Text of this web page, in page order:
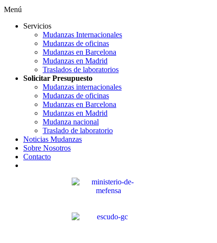
Menú
Servicios
Mudanzas Internacionales
Mudanzas de oficinas
Mudanzas en Barcelona
Mudanzas en Madrid
Traslados de laboratorios
Solicitar Presupuesto
Mudanzas internacionales
Mudanzas de oficinas
Mudanzas en Barcelona
Mudanzas en Madrid
Mudanza nacional
Traslado de laboratorio
Noticias Mudanzas
Sobre Nosotros
Contacto